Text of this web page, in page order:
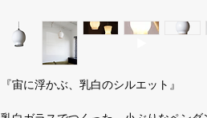
『宙に浮かぶ、乳白のシルエット』